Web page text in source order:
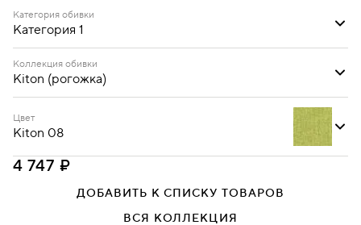
Категория обивки
Категория 1
Коллекция обивки
Kiton (рогожка)
Цвет
Kiton 08
Kiton 03
4 747 ₽
ДОБАВИТЬ К СПИСКУ ТОВАРОВ
ВСЯ КОЛЛЕКЦИЯ